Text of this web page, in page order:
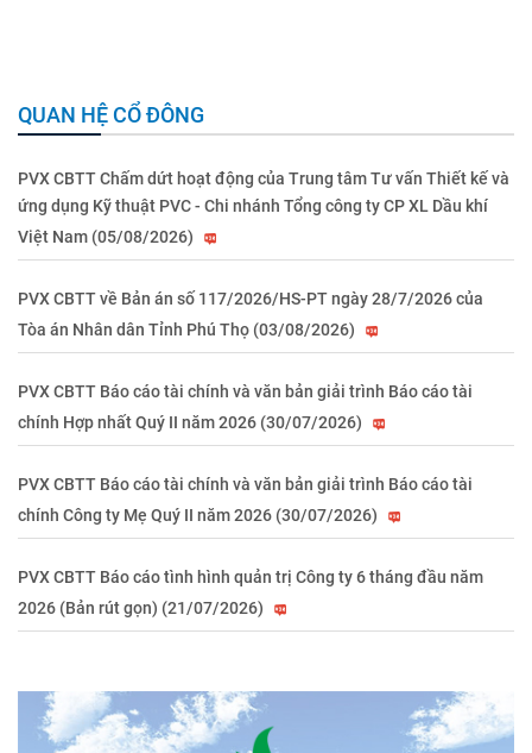
QUAN HỆ CỔ ĐÔNG
PVX CBTT Chấm dứt hoạt động của Trung tâm Tư vấn Thiết kế và
ứng dụng Kỹ thuật PVC - Chi nhánh Tổng công ty CP XL Dầu khí
Việt Nam (05/08/2026)
PVX CBTT về Bản án số 117/2026/HS-PT ngày 28/7/2026 của
Tòa án Nhân dân Tỉnh Phú Thọ (03/08/2026)
PVX CBTT Báo cáo tài chính và văn bản giải trình Báo cáo tài
chính Hợp nhất Quý II năm 2026 (30/07/2026)
PVX CBTT Báo cáo tài chính và văn bản giải trình Báo cáo tài
chính Công ty Mẹ Quý II năm 2026 (30/07/2026)
PVX CBTT Báo cáo tình hình quản trị Công ty 6 tháng đầu năm
2026 (Bản rút gọn) (21/07/2026)